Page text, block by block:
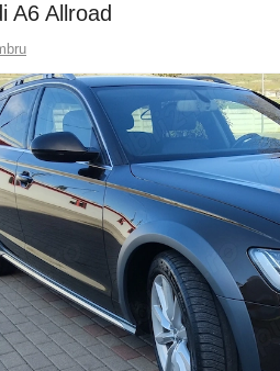
A6 Allroad